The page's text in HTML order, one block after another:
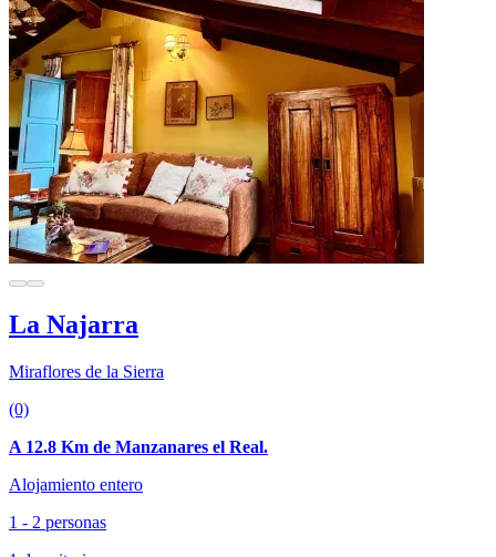
La Najarra
Miraflores de la Sierra
(0)
A 12.8 Km de Manzanares el Real.
Alojamiento entero
1 - 2 personas